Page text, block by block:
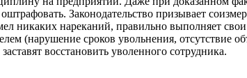
Законодательство призывает
никаких нареканий, правильно выполняет свои
(нарушение сроков увольнения, отсутствие
восстановить уволенного сотрудника.